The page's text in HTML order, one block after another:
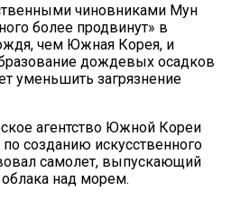
чиновниками Мун
более продвинут» в
чем Южная Корея, и
дождевых осадков
уменьшить загрязнение
агентство Южной Кореи
созданию искусственного
самолет, выпускающий
над морем.